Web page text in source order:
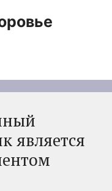
является